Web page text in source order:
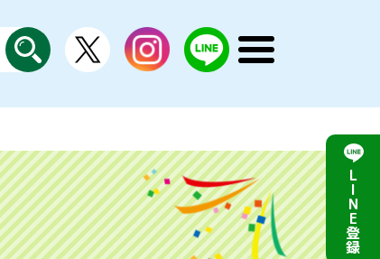
探
す
instagram LINE
公
メ
く
L
I
N
E
登
録